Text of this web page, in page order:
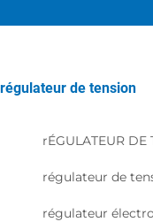
régulateur de tension
rÉGULATEUR DE
régulateur de
régulateur